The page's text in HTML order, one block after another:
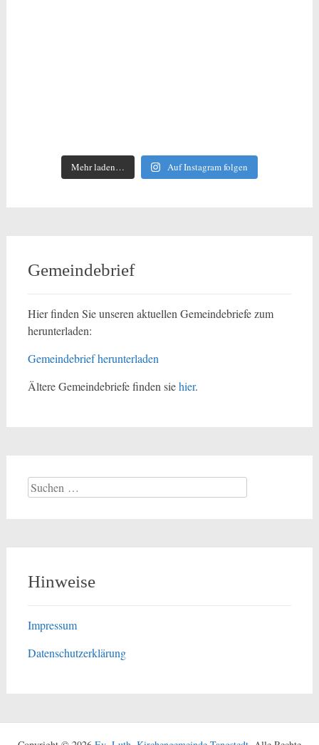
Mehr laden… Auf Instagram folgen
Gemeindebrief
Hier finden Sie unseren aktuellen Gemeindebriefe zum
herunterladen:
Gemeindebrief herunterladen
Ältere Gemeindebriefe finden siehier.
Suchen
nach:
Hinweise
Impressum
Datenschutzerklärung